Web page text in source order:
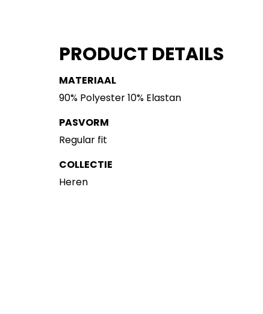
PRODUCT DETAILS
MATERIAAL
90% Polyester 10% Elastan
PASVORM
Regular fit
COLLECTIE
Heren